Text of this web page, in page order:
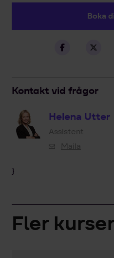
Boka
Kontakt vid frågor
Helena Utter
Assistent
Maila
}
Fler